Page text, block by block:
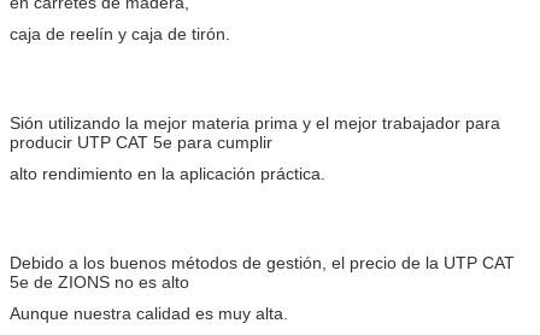
caja de reelín y caja de tirón.
Sión utilizando la mejor materia prima y el mejor trabajador para
producir UTP CAT 5e para cumplir
alto rendimiento en la aplicación práctica.
Debido a los buenos métodos de gestión, el precio de la UTP CAT
5e de ZIONS no es alto
Aunque nuestra calidad es muy alta.